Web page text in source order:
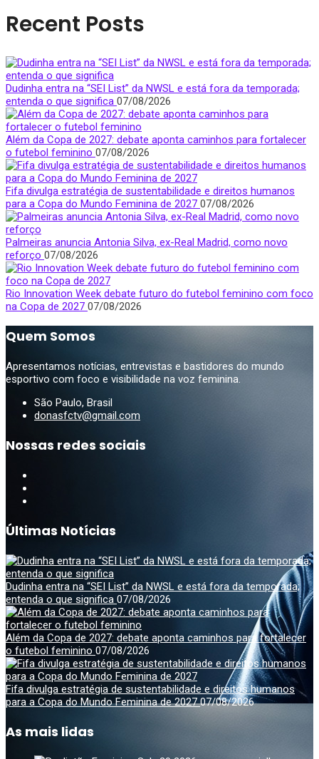
Recent Posts
Dudinha entra na “SEI List” da NWSL e está fora da temporada;
entenda o que significa 07/08/2026
Além da Copa de 2027: debate aponta caminhos para fortalecer
o futebol feminino 07/08/2026
Fifa divulga estratégia de sustentabilidade e direitos humanos
para a Copa do Mundo Feminina de 2027 07/08/2026
Palmeiras anuncia Antonia Silva, ex-Real Madrid, como novo
reforço 07/08/2026
Rio Innovation Week debate futuro do futebol feminino com foco
na Copa de 2027 07/08/2026
Quem Somos
Apresentamos notícias, entrevistas e bastidores do mundo
esportivo com foco e visibilidade na voz feminina.
São Paulo, Brasil
donasfctv@gmail.com
Nossas redes sociais
Últimas Notícias
Dudinha entra na “SEI List” da NWSL e está fora da temporada;
entenda o que significa 07/08/2026
Além da Copa de 2027: debate aponta caminhos para fortalecer
o futebol feminino 07/08/2026
Fifa divulga estratégia de sustentabilidade e direitos humanos
para a Copa do Mundo Feminina de 202707/08/2026
As mais lidas